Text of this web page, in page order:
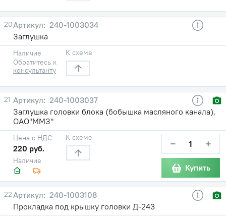
20
240-1003034
Заглушка
Наличие
Обратитесь к
консультанту
К схеме
21
240-1003037
Заглушка головки блока (бобышка масляного канала),
ОАО"ММЗ"
Наличие
Цена с НДС
220 руб.
К схеме − +
Купить
22
240-1003108
Прокладка под крышку головки Д-243